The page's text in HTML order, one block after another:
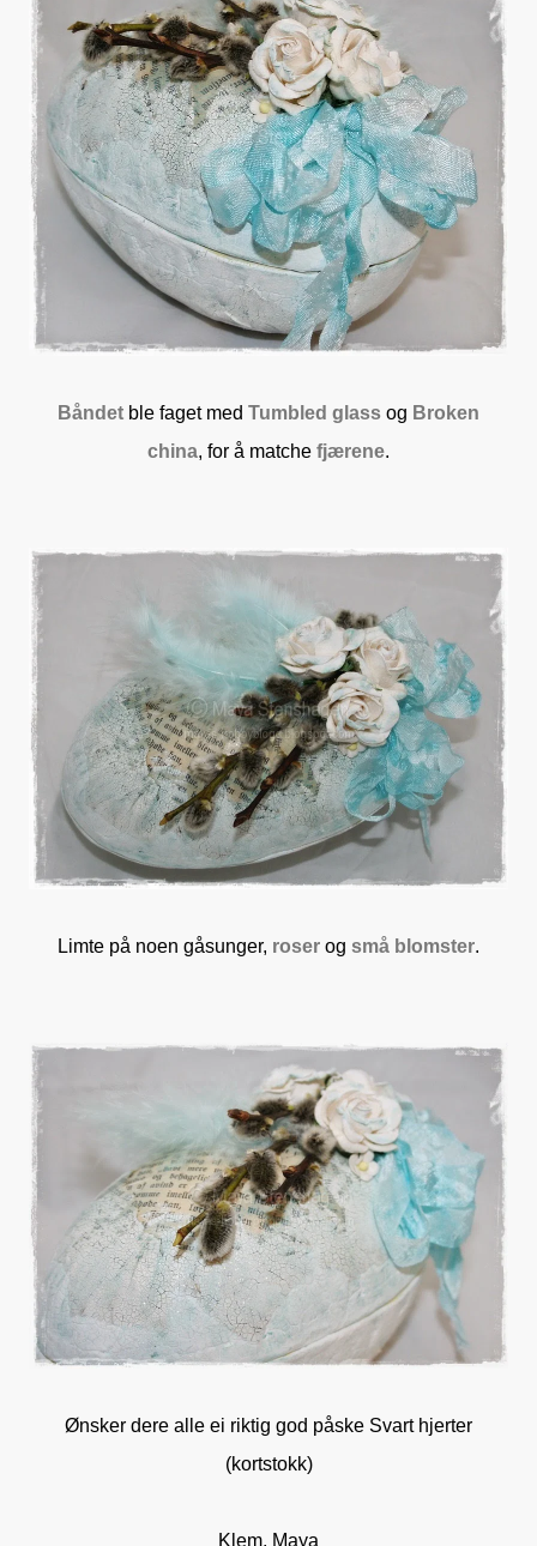
Båndet ble faget med Tumbled glass og Broken
china, for å matche fjærene.
Limte på noen gåsunger, roser og små blomster.
Ønsker dere alle ei riktig god påske Svart hjerter
(kortstokk)
Klem, Maya